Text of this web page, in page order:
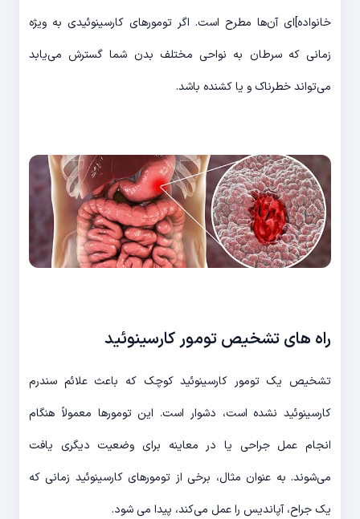
خانواده‌]ای آن‌ها مطرح است. اگر تومورهای کارسینوئیدی به ویژه
زمانی که سرطان به نواحی مختلف بدن شما گسترش می‌یابد
می‌تواند خطرناک و یا کشنده باشد.
راه های تشخیص تومور کارسینوئید
تشخیص یک تومور کارسینوئید کوچک که باعث علائم سندرم
کارسینوئید نشده است، دشوار است. این تومورها معمولاً هنگام
انجام عمل جراحی یا در معاینه برای وضعیت دیگری یافت
می‌شوند. به عنوان مثال، برخی از تومورهای کارسینوئید زمانی که
یک جراح، آپاندیس را عمل می‌کند، پیدا می شود.